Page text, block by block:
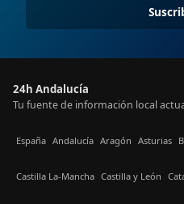
24h Andalucía
Tu fuente de información local
España Andalucía Aragón Asturias
Castilla La-Mancha Castilla y León